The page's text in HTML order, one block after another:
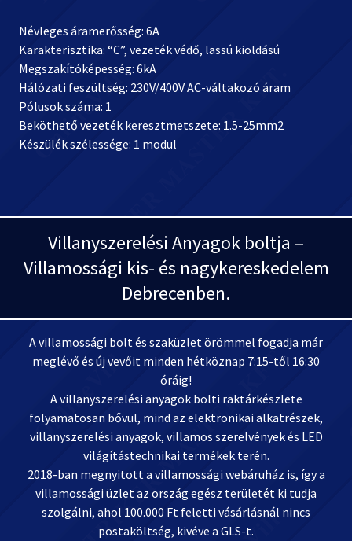
Névleges áramerősség: 6A
Karakterisztika: “C”, vezeték védő, lassú kioldású
Megszakítóképesség: 6kA
Hálózati feszültség: 230V/400V AC-váltakozó áram
Pólusok száma: 1
Beköthető vezeték keresztmetszete: 1.5-25mm2
Készülék szélessége: 1 modul
Villanyszerelési Anyagok boltja –
Villamossági kis- és nagykereskedelem
Debrecenben.
A villamossági bolt és szaküzlet örömmel fogadja már
meglévő és új vevőit minden hétköznap 7:15-től 16:30
óráig!
A villanyszerelési anyagok bolti raktárkészlete
folyamatosan bővül, mind az elektronikai alkatrészek,
villanyszerelési anyagok, villamos szerelvények és LED
világítástechnikai termékek terén.
2018-ban megnyitott a villamossági webáruház is, így a
villamossági üzlet az ország egész területét ki tudja
szolgálni, ahol 100.000 Ft feletti vásárlásnál nincs
postaköltség, kivéve a GLS-t.